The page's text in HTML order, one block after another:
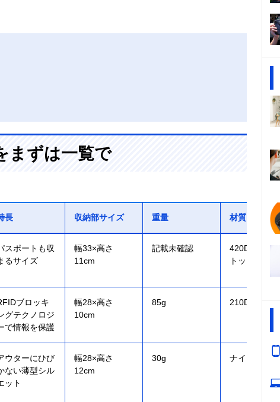
まずは一覧で
長 収納部サイズ 重量 材質
スポートも収
るサイズ
幅33×高さ
11cm
記載未確認
420Dリップス
トップナイロ
ブロッキ
グテクノロジ
で情報を保護
幅28×高さ
10cm
85g 210Dナイロン
ウターにひび
ない薄型シル
ット
幅28×高さ
12cm
30g ナイロン、綿